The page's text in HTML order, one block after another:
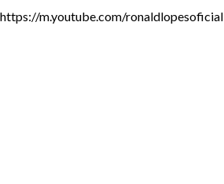
https://m.youtube.com/ronaldlopesoficial